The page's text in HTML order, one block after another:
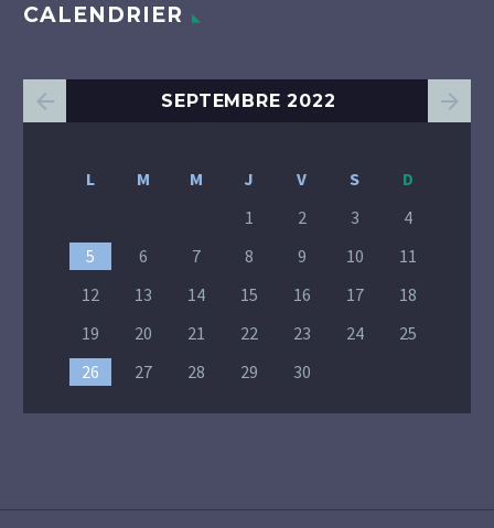
CALENDRIER
SEPTEMBRE 2022
L M M J V S
D
1
2 3
4
5
6 7 8 9 10
11
12
13 14 15 16 17
18
19
20 21 22 23 24
25
26
27 28 29 30